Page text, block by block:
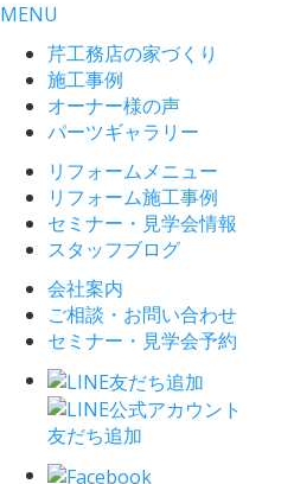
MENU
芹工務店の家づくり
施工事例
オーナー様の声
パーツギャラリー
リフォームメニュー
リフォーム施工事例
セミナー・見学会情報
スタッフブログ
会社案内
ご相談・お問い合わせ
セミナー・見学会予約
友だち追加